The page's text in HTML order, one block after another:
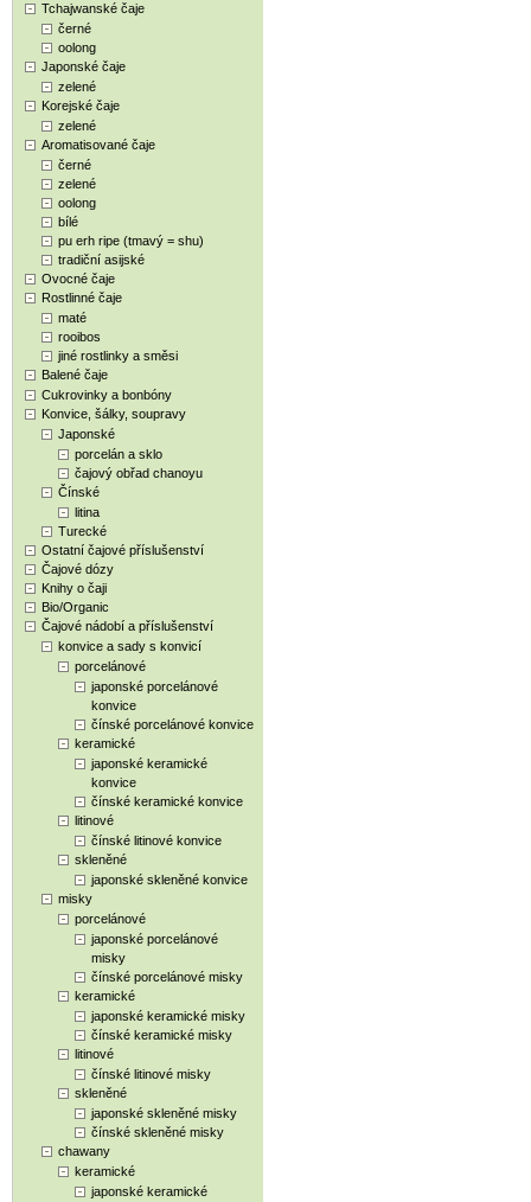
Tchajwanské čaje
černé
oolong
Japonské čaje
zelené
Korejské čaje
zelené
Aromatisované čaje
černé
zelené
oolong
bílé
pu erh ripe (tmavý = shu)
tradiční asijské
Ovocné čaje
Rostlinné čaje
maté
rooibos
jiné rostlinky a směsi
Balené čaje
Cukrovinky a bonbóny
Konvice, šálky, soupravy
Japonské
porcelán a sklo
čajový obřad chanoyu
Čínské
litina
Turecké
Ostatní čajové příslušenství
Čajové dózy
Knihy o čaji
Bio/Organic
Čajové nádobí a příslušenství
konvice a sady s konvicí
porcelánové
japonské porcelánové
konvice
čínské porcelánové konvice
keramické
japonské keramické
konvice
čínské keramické konvice
litinové
čínské litinové konvice
skleněné
japonské skleněné konvice
misky
porcelánové
japonské porcelánové
misky
čínské porcelánové misky
keramické
japonské keramické misky
čínské keramické misky
litinové
čínské litinové misky
skleněné
japonské skleněné misky
čínské skleněné misky
chawany
keramické
japonské keramické